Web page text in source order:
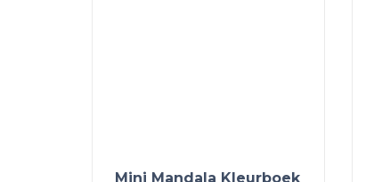
Mini Mandala Kleurboek